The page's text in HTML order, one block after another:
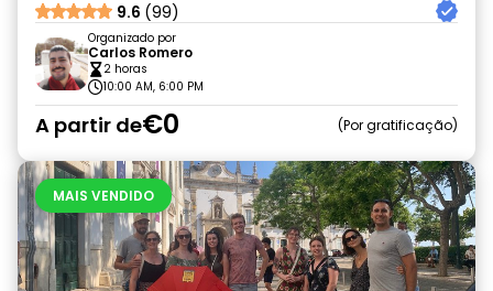
9.6 (99)
Organizado por
Carlos Romero
2 horas
10:00 AM, 6:00 PM
A partir de€0 Por gratificação
MAIS VENDIDO